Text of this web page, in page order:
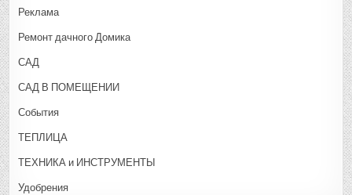
Реклама
Ремонт дачного Домика
САД
САД В ПОМЕЩЕНИИ
События
ТЕПЛИЦА
ТЕХНИКА и ИНСТРУМЕНТЫ
Удобрения